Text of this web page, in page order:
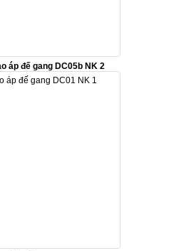
áp đế gang DC05b NK 2